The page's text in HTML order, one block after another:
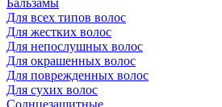
Бальзамы
Для всех типов волос
Для жестких волос
Для непослушных волос
Для окрашенных волос
Для поврежденных волос
Для сухих волос
Солнцезащитные